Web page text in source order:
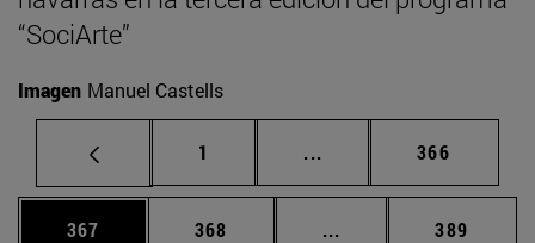
“SociArte”
Imagen Manuel Castells
Página
1 ... Páginas intermedias
Página
366
Página
367 Página
368 ... Páginas intermedias
Página
389